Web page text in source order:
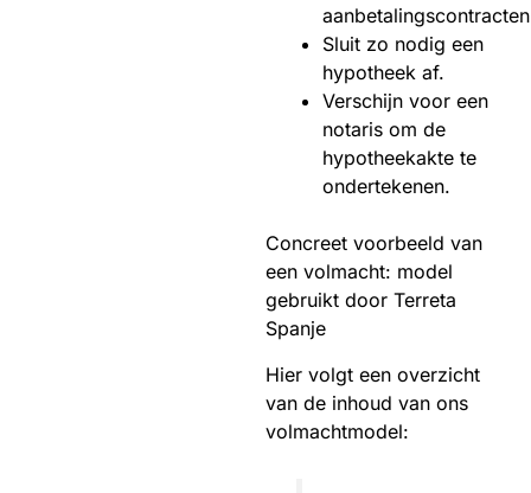
Sluit zo nodig een
hypotheek af.
Verschijn voor een
notaris om de
hypotheekakte te
ondertekenen.
Concreet voorbeeld van
een volmacht: model
gebruikt door Terreta
Spanje
Hier volgt een overzicht
van de inhoud van ons
volmachtmodel: